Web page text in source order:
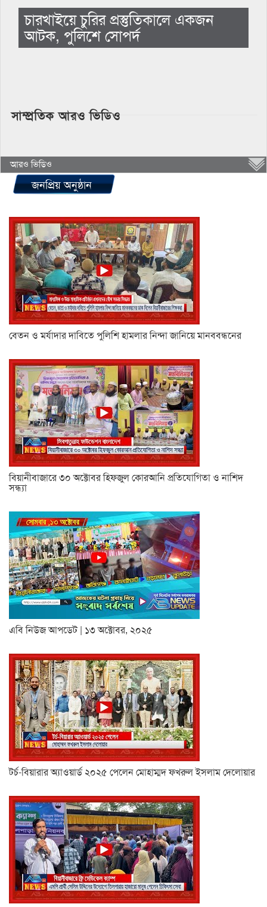
চারখাইয়ে চুরির প্রস্তুতিকালে একজন
আটক, পুলিশে সোপর্দ
সাম্প্রতিক আরও ভিডিও
আরও ভিডিও
জনপ্রিয় অনুষ্ঠান
বেতন ও মর্যাদার দাবিতে পুলিশি হামলার নিন্দা জানিয়ে মানববন্ধনের
বিয়ানীবাজারে ৩০ অক্টোবর হিফজুল কোরআনি প্রতিযোগিতা ও নাশিদ
সন্ধ্যা
এবি নিউজ আপডেট | ১৩ অক্টোবর, ২০২৫
টর্চ-বিয়ারার অ্যাওয়ার্ড ২০২৫ পেলেন মোহাম্মদ ফখরুল ইসলাম দেলোয়ার